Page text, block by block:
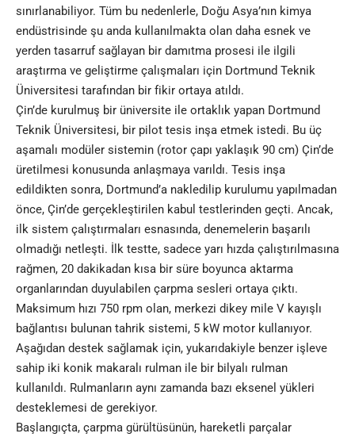
sınırlanabiliyor. Tüm bu nedenlerle, Doğu Asya’nın kimya
endüstrisinde şu anda kullanılmakta olan daha esnek ve
yerden tasarruf sağlayan bir damıtma prosesi ile ilgili
araştırma ve geliştirme çalışmaları için Dortmund Teknik
Üniversitesi tarafından bir fikir ortaya atıldı.
Çin’de kurulmuş bir üniversite ile ortaklık yapan Dortmund
Teknik Üniversitesi, bir pilot tesis inşa etmek istedi. Bu üç
aşamalı modüler sistemin (rotor çapı yaklaşık 90 cm) Çin’de
üretilmesi konusunda anlaşmaya varıldı. Tesis inşa
edildikten sonra, Dortmund’a nakledilip kurulumu yapılmadan
önce, Çin’de gerçekleştirilen kabul testlerinden geçti. Ancak,
ilk sistem çalıştırmaları esnasında, denemelerin başarılı
olmadığı netleşti. İlk testte, sadece yarı hızda çalıştırılmasına
rağmen, 20 dakikadan kısa bir süre boyunca aktarma
organlarından duyulabilen çarpma sesleri ortaya çıktı.
Maksimum hızı 750 rpm olan, merkezi dikey mile V kayışlı
bağlantısı bulunan tahrik sistemi, 5 kW motor kullanıyor.
Aşağıdan destek sağlamak için, yukarıdakiyle benzer işleve
sahip iki konik makaralı rulman ile bir bilyalı rulman
kullanıldı. Rulmanların aynı zamanda bazı eksenel yükleri
desteklemesi de gerekiyor.
Başlangıçta, çarpma gürültüsünün, hareketli parçalar